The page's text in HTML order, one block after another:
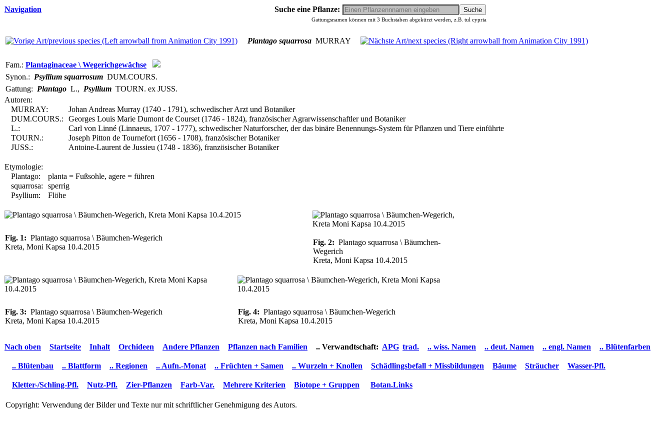
Navigation Suche eine Pflanze:
Gattungsnamen können mit 3 Buchstaben abgekürzt werden, z.B. tul cypria
Plantago squarrosa MURRAY
Fam.: Plantaginaceae \ Wegerichgewächse
Synon.: Psyllium squarrosum DUM.COURS.
Gattung: Plantago L., Psyllium TOURN. ex JUSS.
Autoren:
MURRAY:
Johan Andreas Murray (1740 - 1791), schwedischer Arzt und Botaniker
DUM.COURS.:
Georges Louis Marie Dumont de Courset (1746 - 1824), französischer Agrarwissenschaftler und Botaniker
L.:
Carl von Linné (Linnaeus, 1707 - 1777), schwedischer Naturforscher, der das binäre Benennungs-System für Pflanzen und Tiere einführte
TOURN.:
Joseph Pitton de Tournefort (1656 - 1708), französischer Botaniker
JUSS.:
Antoine-Laurent de Jussieu (1748 - 1836), französischer Botaniker
Etymologie:
Plantago:
planta = Fußsohle, agere = führen
squarrosa:
sperrig
Psyllium:
Flöhe
Fig. 1: Plantago squarrosa \ Bäumchen-Wegerich
Kreta, Moni Kapsa 10.4.2015
Fig. 2: Plantago squarrosa \ Bäumchen-
Wegerich
Kreta, Moni Kapsa 10.4.2015
Fig. 3: Plantago squarrosa \ Bäumchen-Wegerich
Kreta, Moni Kapsa 10.4.2015
Fig. 4: Plantago squarrosa \ Bäumchen-Wegerich
Kreta, Moni Kapsa 10.4.2015
Nach oben Startseite Inhalt Orchideen Andere Pflanzen Pflanzen nach Familien .. Verwandtschaft: APG trad. .. wiss. Namen .. deut. Namen .. engl. Namen .. Blütenfarben
.. Blütenbau .. Blattform .. Regionen .. Aufn.-Monat .. Früchten + Samen .. Wurzeln + Knollen Schädlingsbefall + Missbildungen Bäume Sträucher Wasser-Pfl.
Kletter-/Schling-Pfl. Nutz-Pfl. Zier-Pflanzen Farb-Var. Mehrere Kriterien Biotope + Gruppen Botan.Links
Copyright: Verwendung der Bilder und Texte nur mit schriftlicher Genehmigung des Autors.